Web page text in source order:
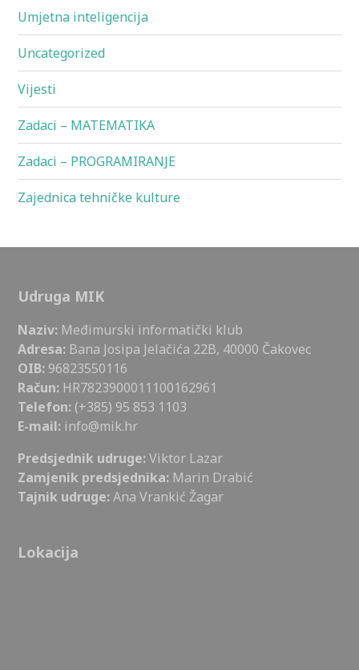
Umjetna inteligencija
Uncategorized
Vijesti
Zadaci – MATEMATIKA
Zadaci – PROGRAMIRANJE
Zajednica tehničke kulture
Udruga MIK
Naziv: Međimurski informatički klub
Adresa: Bana Josipa Jelačića 22B, 40000 Čakovec
OIB: 96823550116
Račun: HR7823900011100162961
Telefon: (+385) 95 853 1103
E-mail: info@mik.hr
Predsjednik udruge:Viktor Lazar
Zamjenik predsjednika: Marin Drabić
Tajnik udruge:Ana Vrankić Žagar
Lokacija